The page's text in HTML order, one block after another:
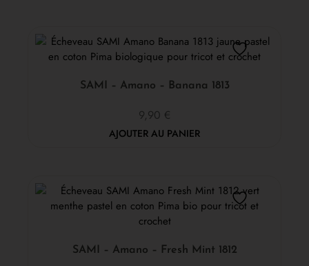
SAMI – Amano – Banana 1813
9,90 €
AJOUTER AU PANIER
SAMI – Amano – Fresh Mint 1812